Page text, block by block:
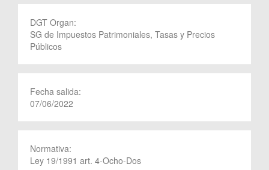
DGT Organ:
SG de Impuestos Patrimoniales, Tasas y Precios
Públicos
Fecha salida:
07/06/2022
Normativa:
Ley 19/1991 art. 4-Ocho-Dos